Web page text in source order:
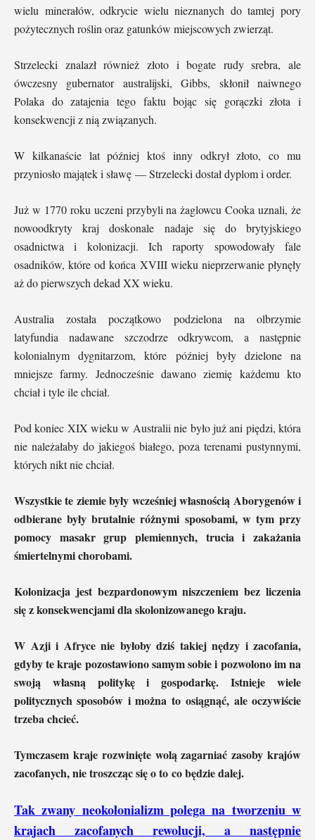
wielu minerałów, odkrycie wielu nieznanych do tamtej pory
pożytecznych roślin oraz gatunków miejscowych zwierząt.
Strzelecki znalazł również złoto i bogate rudy srebra, ale
ówczesny gubernator australijski, Gibbs, skłonił naiwnego
Polaka do zatajenia tego faktu bojąc się gorączki złota i
konsekwencji z nią związanych.
W kilkanaście lat później ktoś inny odkrył złoto, co mu
przyniosło majątek i sławę — Strzelecki dostał dyplom i order.
Już w 1770 roku uczeni przybyli na żaglowcu Cooka uznali, że
nowoodkryty kraj doskonale nadaje się do brytyjskiego
osadnictwa i kolonizacji. Ich raporty spowodowały fale
osadników, które od końca XVIII wieku nieprzerwanie płynęły
aż do pierwszych dekad XX wieku.
Australia została początkowo podzielona na olbrzymie
latyfundia nadawane szczodrze odkrywcom, a następnie
kolonialnym dygnitarzom, które później były dzielone na
mniejsze farmy. Jednocześnie dawano ziemię każdemu kto
chciał i tyle ile chciał.
Pod koniec XIX wieku w Australii nie było już ani piędzi, która
nie należałaby do jakiegoś białego, poza terenami pustynnymi,
których nikt nie chciał.
Wszystkie te ziemie były wcześniej własnością Aborygenów i
odbierane były brutalnie różnymi sposobami, w tym przy
pomocy masakr grup plemiennych, trucia i zakażania
śmiertelnymi chorobami.
Kolonizacja jest bezpardonowym niszczeniem bez liczenia
się z konsekwencjami dla skolonizowanego kraju.
W Azji i Afryce nie byłoby dziś takiej nędzy i zacofania,
gdyby te kraje pozostawiono samym sobie i pozwolono im na
swoją własną politykę i gospodarkę. Istnieje wiele
politycznych sposobów i można to osiągnąć, ale oczywiście
trzeba chcieć.
Tymczasem kraje rozwinięte wolą zagarniać zasoby krajów
zacofanych, nie troszcząc się o to co będzie dalej.
Tak zwany neokolonializm polega na tworzeniu w
krajach zacofanych rewolucji, a następnie